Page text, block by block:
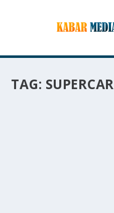
TAG: SUPERCAR